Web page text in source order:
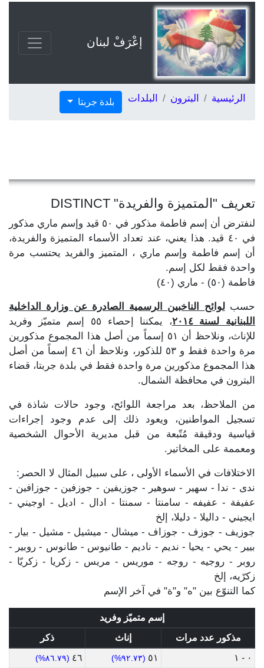
إعْرَفْ لبنان
الرئيسية البترون البلدات بلدة جربتا
تعريف "المتميزة والفريدة" DISTINCT
لنفترض أن إسم فاطمة مذكور في ٥٠ قيد وإسم ماري مذكور
في ٤٠ قيد. هذا يعني، عند تعداد الأسماء المتميزة والفريدة،
أن إسم فاطمة وإسم ماري ، المتميز والفريد يحتسب مرة
واحدة فقط لكل إسم.
فاطمة (٥٠) - ماري (٤٠)
حسبلوائح الناخبين الرسمية الصادرة عن وزارة الداخلية
اللبنانية لسنة ٢٠١٤
، يمكننا إحصاء ٥٥ إسم متميّز وفريد
للإناث، ونلاحظ أن ٥١ إسماً من أصل هذا المجموع مذكورين
مرة واحدة فقط و ٥٣ للذكور، ونلاحظ أن ٤٦ إسماً من أصل
هذا المجموع مذكورين مرة واحدة فقط في بلدة جربتا، قضاء
البترون في محافظة الشمال.
من الملاحظ، بعد مراجعة اللوائح، وجود حالات شاذة في
تسجيل المواطنين، ويعود ذلك إلى عدم وجود إجراءات
قياسية ودقيقة مُتّبعة من قبل مديرية الأحوال الشخصية
ومعممة على المخاتير.
الاختلافات في الأسماء الأولى ، على سبيل المثال لا الحصر:
ندى - ندا - سهير - سوهير - جوزيفين - جوزفين - جوزافين -
عفيفة - عفيفه - سامنتا - سمنتا - ادال - اديل - اوجيني -
ايجيني - داليلا - دليلا، إلخ
جوزيف - جوزف - جوزاف - ميشال - ميشيل - مشيل - بيار -
بيير - يحي - يحيا - نديم - ناديم - طانيوس - طانوس - روبير -
روبر - روجيه - روجه - موريس - مريس - زكريا - زكريّا -
زكرّيه، إلخ
كما التنوّع بين "ه" و"ة" في آخر الإسم
إسم متميّز وفريد
مذكور عدد مرات
إناث
ذكر
٠ - ١
٥١ (٩٢.٧٣%) ٤٦ (٨٦.٧٩%)